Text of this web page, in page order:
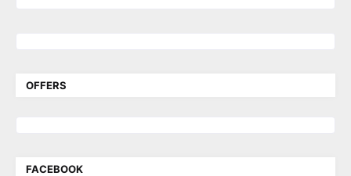
OFFERS
FACEBOOK